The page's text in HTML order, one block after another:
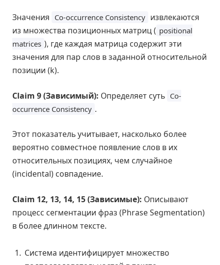
Значения Co-occurrence Consistency извлекаются
из множества позиционных матриц ( positional
matrices ), где каждая матрица содержит эти
значения для пар слов в заданной относительной
позиции (k).
Claim 9 (Зависимый): Определяет суть Co-
occurrence Consistency .
Этот показатель учитывает, насколько более
вероятно совместное появление слов в их
относительных позициях, чем случайное
(incidental) совпадение.
Claim 12, 13, 14, 15 (Зависимые): Описывают
процесс сегментации фраз (Phrase Segmentation)
в более длинном тексте.
Система идентифицирует множество